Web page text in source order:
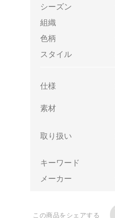
シーズン
組織
色柄
スタイル
仕様
素材
取り扱い
キーワード
メーカー
この商品をシェアする